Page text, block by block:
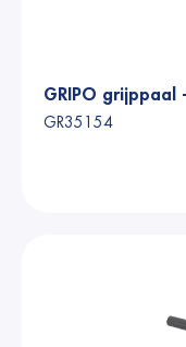
GRIPO
GR35154